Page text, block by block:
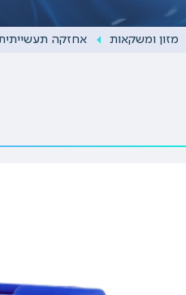
מזון ומשקאות אחזקה